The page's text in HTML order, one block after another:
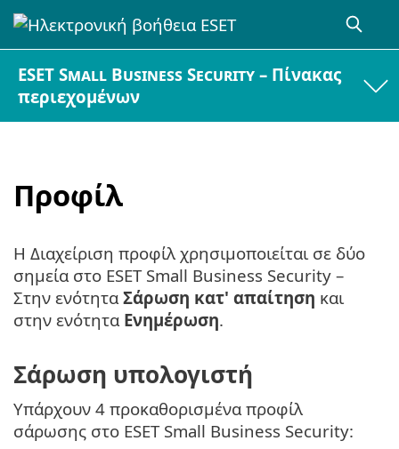
ESET Small Business Security – Πίνακας
περιεχομένων
Προφίλ
Η Διαχείριση προφίλ χρησιμοποιείται σε δύο
σημεία στο ESET Small Business Security –
Στην ενότηταΣάρωση κατ' απαίτηση και
στην ενότητα Ενημέρωση.
Σάρωση υπολογιστή
Υπάρχουν 4 προκαθορισμένα προφίλ
σάρωσης στο ESET Small Business Security: